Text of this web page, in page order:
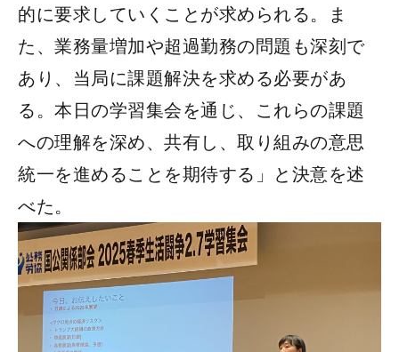
的に要求していくことが求められる。ま
た、業務量増加や超過勤務の問題も深刻で
あり、当局に課題解決を求める必要があ
る。本日の学習集会を通じ、これらの課題
への理解を深め、共有し、取り組みの意思
統一を進めることを期待する」と決意を述
べた。